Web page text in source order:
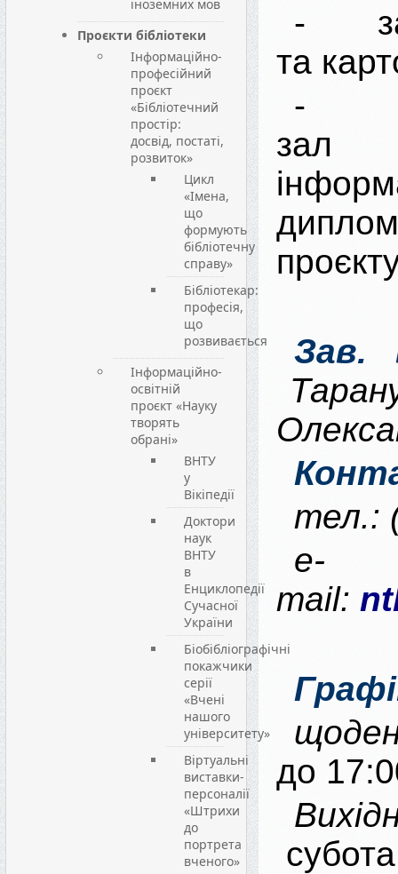
іноземних мов
Проєкти бібліотеки
Інформаційно-
професійний
проєкт
«Бібліотечний
простір:
досвід, постаті,
розвиток»
Цикл
«Імена,
що
формують
бібліотечну
справу»
Бібліотекар:
професія,
що
розвивається
Інформаційно-
освітній
проєкт «Науку
творять
обрані»
ВНТУ
у
Вікіпедії
Доктори
наук
ВНТУ
в
Енциклопедії
Сучасної
України
Біобібліографічні
покажчики
серії
«Вчені
нашого
університету»
Віртуальні
виставки-
персоналії
«Штрихи
до
портрета
вченого»
- зал
та
-
зал
Зав.
тел.:
e-
mail:
до